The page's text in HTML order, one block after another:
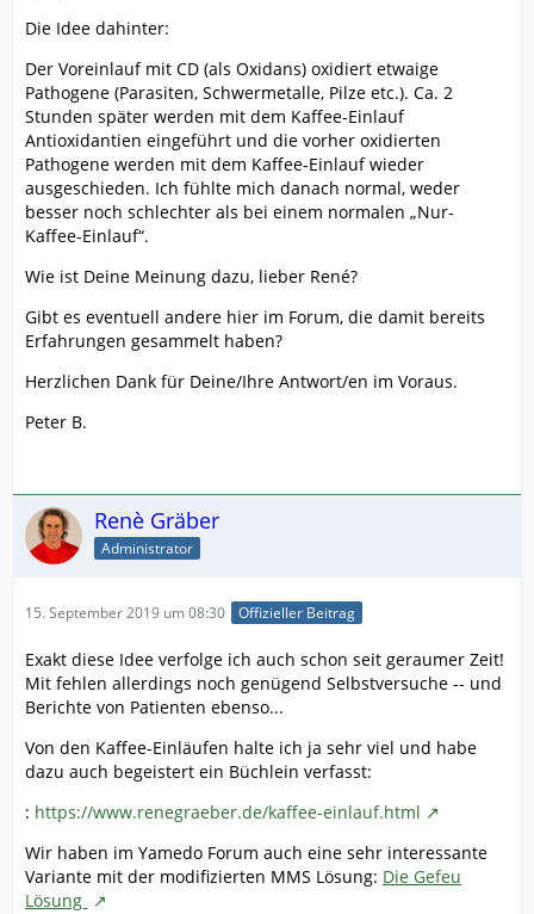
Die Idee dahinter:
Der Voreinlauf mit CD (als Oxidans) oxidiert etwaige
Pathogene (Parasiten, Schwermetalle, Pilze etc.). Ca. 2
Stunden später werden mit dem Kaffee-Einlauf
Antioxidantien eingeführt und die vorher oxidierten
Pathogene werden mit dem Kaffee-Einlauf wieder
ausgeschieden. Ich fühlte mich danach normal, weder
besser noch schlechter als bei einem normalen „Nur-
Kaffee-Einlauf“.
Wie ist Deine Meinung dazu, lieber René?
Gibt es eventuell andere hier im Forum, die damit bereits
Erfahrungen gesammelt haben?
Herzlichen Dank für Deine/Ihre Antwort/en im Voraus.
Peter B.
Renè Gräber
Administrator
15. September 2019 um 08:30 Offizieller Beitrag
Exakt diese Idee verfolge ich auch schon seit geraumer Zeit!
Mit fehlen allerdings noch genügend Selbstversuche -- und
Berichte von Patienten ebenso...
Von den Kaffee-Einläufen halte ich ja sehr viel und habe
dazu auch begeistert ein Büchlein verfasst:
: https://www.renegraeber.de/kaffee-einlauf.html
Wir haben im Yamedo Forum auch eine sehr interessante
Variante mit der modifizierten MMS Lösung: Die Gefeu
Lösungˍ